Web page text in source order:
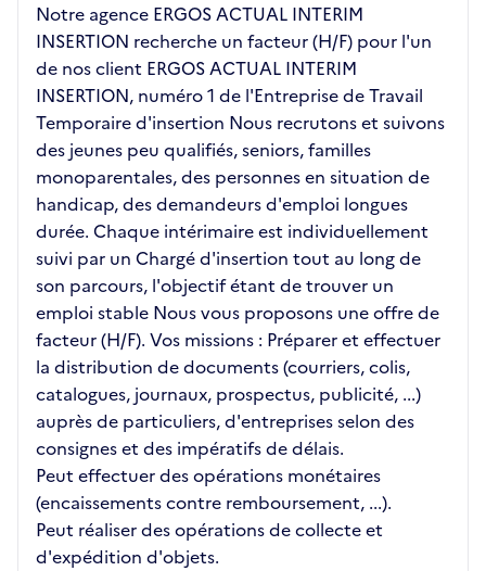
Notre agence ERGOS ACTUAL INTERIM
INSERTION recherche un facteur (H/F) pour l'un
de nos client ERGOS ACTUAL INTERIM
INSERTION, numéro 1 de l'Entreprise de Travail
Temporaire d'insertion Nous recrutons et suivons
des jeunes peu qualifiés, seniors, familles
monoparentales, des personnes en situation de
handicap, des demandeurs d'emploi longues
durée. Chaque intérimaire est individuellement
suivi par un Chargé d'insertion tout au long de
son parcours, l'objectif étant de trouver un
emploi stable Nous vous proposons une offre de
facteur (H/F). Vos missions : Préparer et effectuer
la distribution de documents (courriers, colis,
catalogues, journaux, prospectus, publicité, ...)
auprès de particuliers, d'entreprises selon des
consignes et des impératifs de délais.
Peut effectuer des opérations monétaires
(encaissements contre remboursement, ...).
Peut réaliser des opérations de collecte et
d'expédition d'objets.